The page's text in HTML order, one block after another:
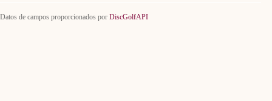
Datos de campos proporcionados por DiscGolfAPI